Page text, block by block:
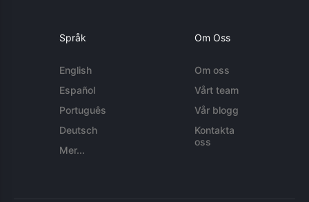
Språk
English
Español
Português
Deutsch
Mer...
Om Oss
Om oss
Vårt team
Vår blogg
Kontakta
oss